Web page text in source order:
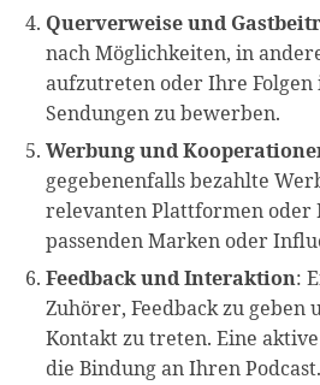
Querverweise und
nach Möglichkeiten, in
aufzutreten oder Ihre
Sendungen zu bewerben.
Werbung und
gegebenenfalls bezahlte
relevanten Plattformen oder
passenden Marken oder
Feedback und Interaktion:
Zuhörer, Feedback zu geben
Kontakt zu treten. Eine
die Bindung an Ihren Podcast.